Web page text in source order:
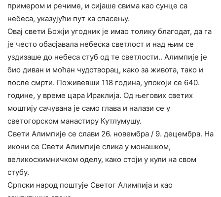
примером и речиме, и сијаше свима као сунце са
небеса, указујући пут ка спасењу.
Овај свети Божји угодник је имао толику благодат, да га
је често обасјавала небеска светлост и над њим се
уздизаше до небеса стуб од те светлости.. Алимпије је
био диван и моћан чудотворац, како за живота, тако и
после смрти. Поживевши 118 година, упокоји се 640.
године, у време цара Ираклија. Од његових светих
моштију сачувана је само глава и налази се у
светогорском манастиру Кутлумушу.
Свети Алимпије се слави 26. новембра / 9. децембра. На
икони се Свети Алимпије слика у монашком,
великосхимничком оделу, како стоји у кули на свом
стубу.
Српски народ поштује Светог Алимпија и као